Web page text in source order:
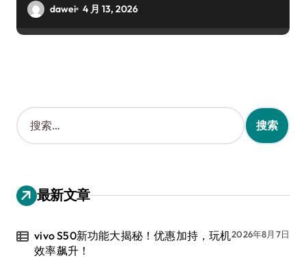
dawei 4 月 13, 2026
搜
索
：
最新文章
vivo S50新功能大揭秘！优惠加持，玩机
效率飙升！
2026年8月7日